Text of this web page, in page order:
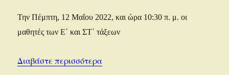
Την Πέμπτη, 12 Μαΐου 2022, και ώρα 10:30 π. μ. οι
μαθητές των Ε΄ και ΣΤ΄ τάξεων
Διαβάστε περισσότερα“Ενημερωτική Δράση Αγωγής